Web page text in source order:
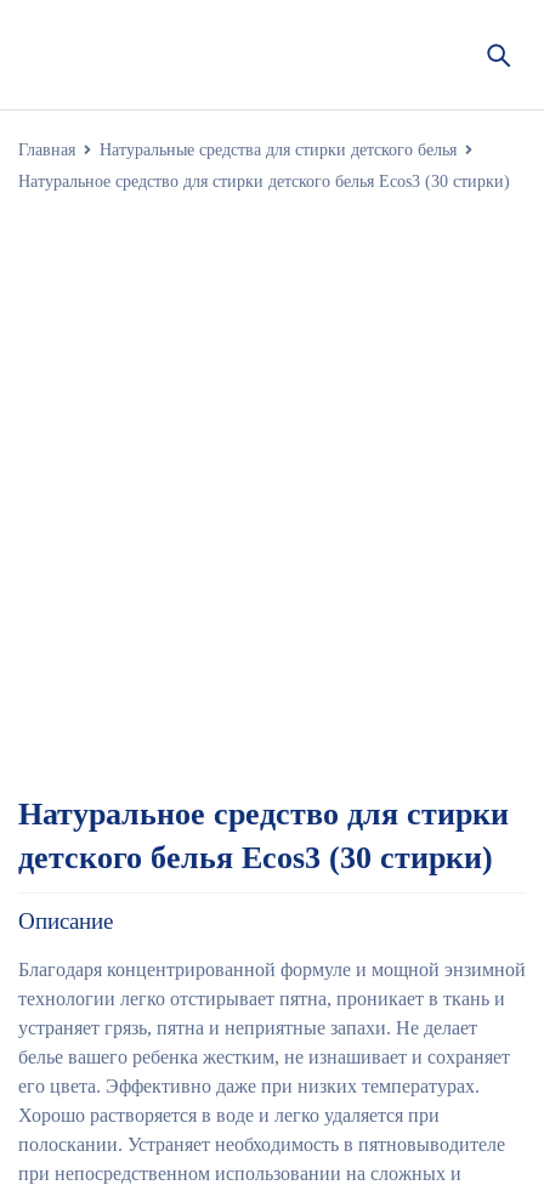
Главная
Натуральные средства для стирки детского белья
Натуральное средство для стирки детского белья Ecos3 (30 стирки)
Натуральное средство для стирки
детского белья Ecos3 (30 стирки)
Описание
Благодаря концентрированной формуле и мощной энзимной
технологии легко отстирывает пятна, проникает в ткань и
устраняет грязь, пятна и неприятные запахи. Не делает
белье вашего ребенка жестким, не изнашивает и сохраняет
его цвета. Эффективно даже при низких температурах.
Хорошо растворяется в воде и легко удаляется при
полоскании. Устраняет необходимость в пятновыводителе
при непосредственном использовании на сложных и